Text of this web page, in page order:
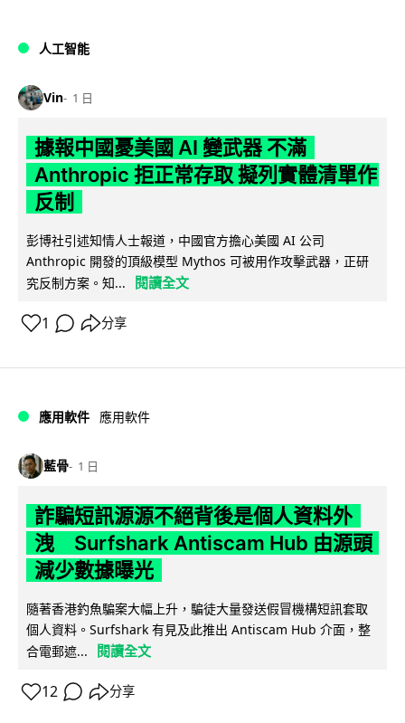
人工智能
Vin 1 日
據報中國憂美國 AI 變武器 不滿
Anthropic 拒正常存取 擬列實體清單作
反制
彭博社引述知情人士報道，中國官方擔心美國 AI 公司
Anthropic 開發的頂級模型 Mythos 可被用作攻擊武器，正研
究反制方案。知...
閱讀全文
1 分享
應用軟件 應用軟件
藍骨 1 日
詐騙短訊源源不絕背後是個人資料外
洩 Surfshark Antiscam Hub 由源頭
減少數據曝光
隨著香港釣魚騙案大幅上升，騙徒大量發送假冒機構短訊套取
個人資料。Surfshark 有見及此推出 Antiscam Hub 介面，整
合電郵遮...
閱讀全文
12 分享